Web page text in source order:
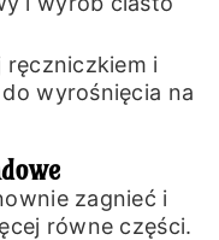
i
wyrośnięcia na
zagnieć i
równe części.